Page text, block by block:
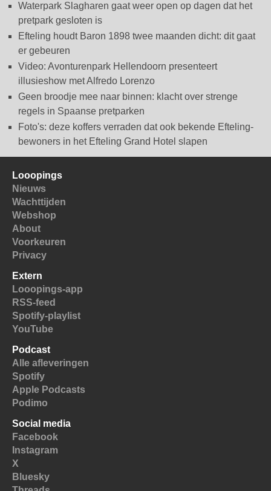
Waterpark Slagharen gaat weer open op dagen dat het
pretpark gesloten is
Efteling houdt Baron 1898 twee maanden dicht: dit gaat
er gebeuren
Video: Avonturenpark Hellendoorn presenteert
illusieshow met Alfredo Lorenzo
Geen broodje mee naar binnen: klacht over strenge
regels in Spaanse pretparken
Foto's: deze koffers verraden dat ook bekende Efteling-
bewoners in het Efteling Grand Hotel slapen
Looopings
Nieuws
Wachttijden
Webshop
About
Voorkeuren
Privacy
Extern
Looopings-app
RSS-feed
Spotify-playlist
YouTube
Podcast
Alle afleveringen
Spotify
Apple Podcasts
Podimo
Social media
Facebook
Instagram
X
Bluesky